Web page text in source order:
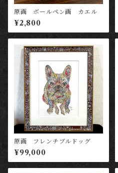
原画 ボールペン画 カエル
¥2,800
原画 フレンチブルドッグ
¥99,000